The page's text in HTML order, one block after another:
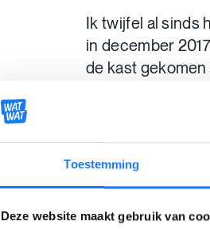
Toestemming
Deze website maakt gebruik van
Ik twijfel al sinds
in december
de kast
mijn situatie
dat ik dit kon